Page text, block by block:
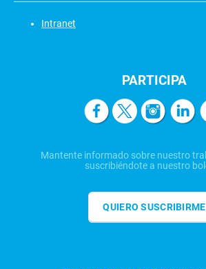
Intranet
PARTICIPA
Mantente informado sobre nuestro
suscribiéndote a nuestro
QUIERO SUSCRIBIRME